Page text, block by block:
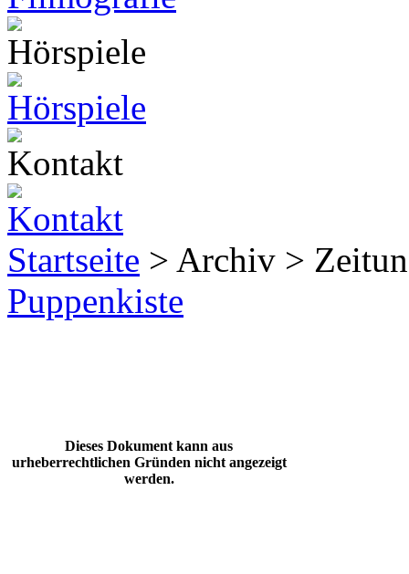
Startseite > Archiv >
Puppenkiste
Dieses Dokument kann aus
urheberrechtlichen Gründen nicht angezeigt
werden.